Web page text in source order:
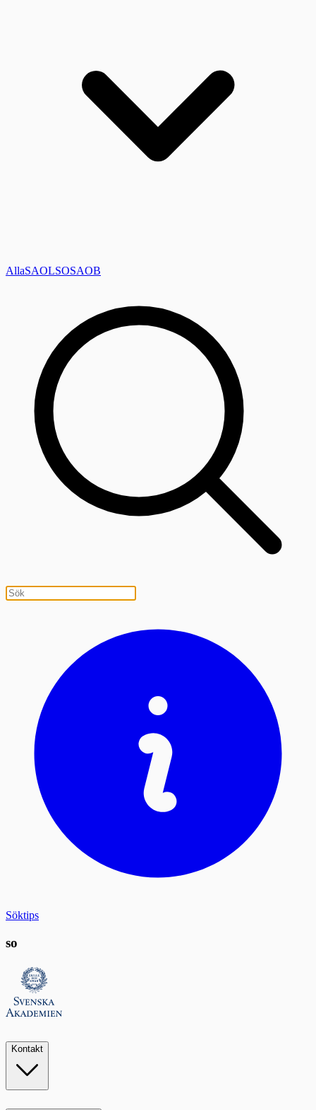
AllaSAOLSOSAOB
Söktips
so
Kontakt